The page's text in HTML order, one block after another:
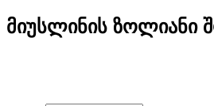
მიუსლინის ზოლიანი